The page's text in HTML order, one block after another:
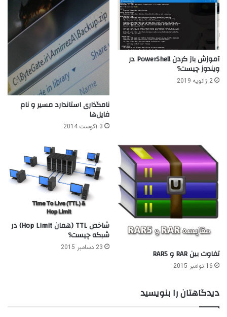
آموزش باز کردن PowerShell در
ویندوز چیست؟
2 ژانویه 2019
نامگذاری استاندارد مسیر و نام
فایل‌ها
3 آگوست 2014
تفاوت بین RAR و RAR5
16 نوامبر 2015
شاخص TTL (همان Hop Limit) در
شبکه چیست؟
23 دسامبر 2015
دیدگاهتان را بنویسید